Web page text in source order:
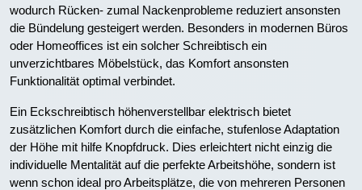
wodurch Rücken- zumal Nackenprobleme reduziert ansonsten
die Bündelung gesteigert werden. Besonders in modernen Büros
oder Homeoffices ist ein solcher Schreibtisch ein
unverzichtbares Möbelstück, das Komfort ansonsten
Funktionalität optimal verbindet.
Ein Eckschreibtisch höhenverstellbar elektrisch bietet
zusätzlichen Komfort durch die einfache, stufenlose Adaptation
der Höhe mit hilfe Knopfdruck. Dies erleichtert nicht einzig die
individuelle Mentalität auf die perfekte Arbeitshöhe, sondern ist
wenn schon ideal pro Arbeitsplätze, die von mehreren Personen